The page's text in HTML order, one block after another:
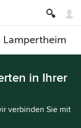
Lampertheim
in Ihrer
verbinden Sie mit